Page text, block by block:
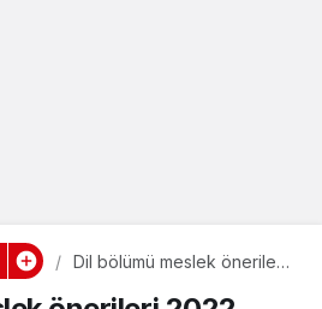
Dil bölümü meslek önerileri